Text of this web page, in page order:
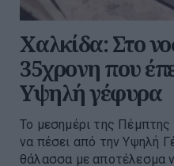
Χαλκίδα: Στο
35χρονη που
Υψηλή γέφυρα
Το μεσημέρι της
να πέσει από την Υψηλή
θάλασσα με αποτέλεσμα